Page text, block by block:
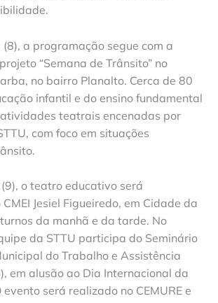
a programação segue com a
“Semana de Trânsito” no
no bairro Planalto. Cerca de 80
infantil e do ensino fundamental
teatrais encenadas por
com foco em situações
o teatro educativo será
Jesiel Figueiredo, em Cidade da
da manhã e da tarde. No
da STTU participa do Seminário
do Trabalho e Assistência
em alusão ao Dia Internacional da
evento será realizado no CEMURE e